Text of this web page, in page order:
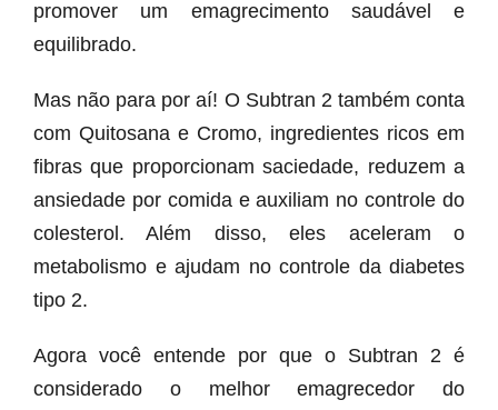
promover um emagrecimento saudável e
equilibrado.
Mas não para por aí! O Subtran 2 também conta
com Quitosana e Cromo, ingredientes ricos em
fibras que proporcionam saciedade, reduzem a
ansiedade por comida e auxiliam no controle do
colesterol. Além disso, eles aceleram o
metabolismo e ajudam no controle da diabetes
tipo 2.
Agora você entende por que o Subtran 2 é
considerado o melhor emagrecedor do